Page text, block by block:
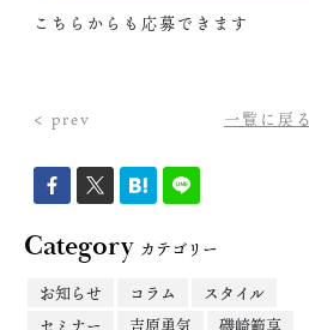
こちらからも応募できます
< prev 一覧に戻る
Categoryカテゴリー
お知らせ
コラム
スタイル